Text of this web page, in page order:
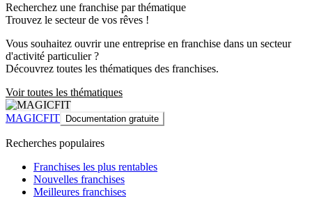
Recherchez une franchise par thématique
Trouvez le secteur de vos rêves !
Vous souhaitez ouvrir une entreprise en franchise dans un secteur
d'activité particulier ?
Découvrez toutes les thématiques des franchises.
Voir toutes les thématiques
MAGICFIT Documentation gratuite
Recherches populaires
Franchises les plus rentables
Nouvelles franchises
Meilleures franchises